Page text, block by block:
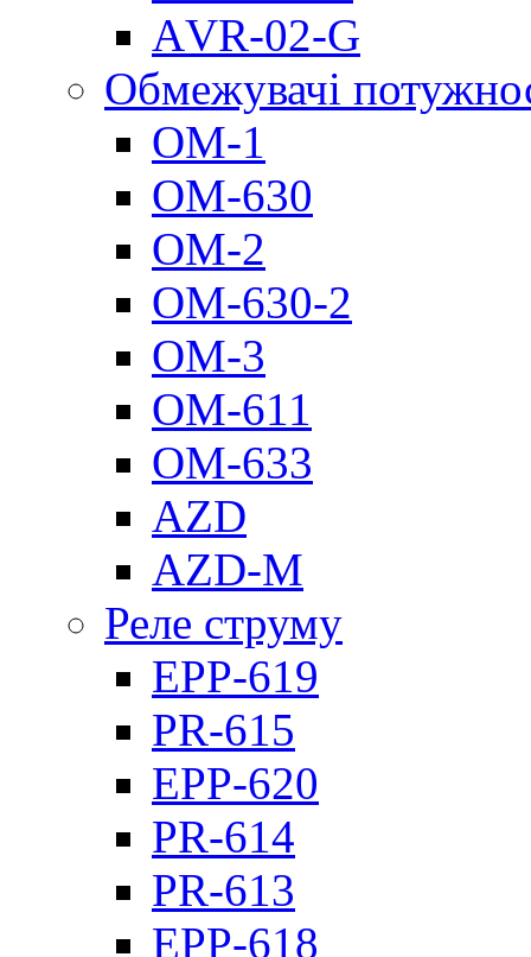
АVR-02-G
Обмежувачі
ОМ-1
ОМ-630
ОМ-2
ОМ-630-2
ОМ-3
ОМ-611
ОМ-633
AZD
AZD-M
Реле струму
EPP-619
PR-615
EPP-620
PR-614
PR-613
EPP-618